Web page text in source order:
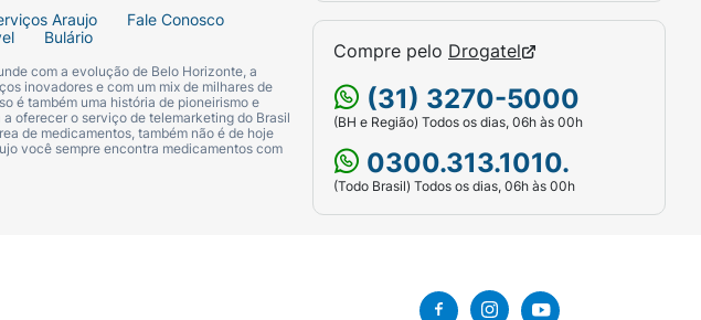
Araujo
Fale Conosco
Bulário
com a evolução de Belo Horizonte, a
inovadores e com um mix de milhares de
é também uma história de pioneirismo e
oferecer o serviço de telemarketing do Brasil
de medicamentos, também não é de hoje
você sempre encontra medicamentos com
Compre pelo Drogatel
(31) 3270-5000
(BH e Região) Todos os dias, 06h às 00h
0300.313.1010.
(Todo Brasil) Todos os dias, 06h às 00h